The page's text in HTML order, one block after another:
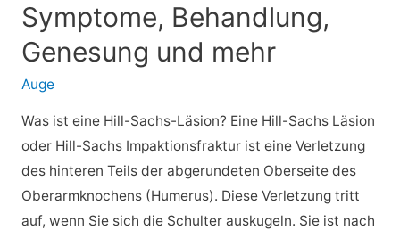
Sie
es
versuchen?
Symptome, Behandlung,
Genesung und mehr
Auge
Was ist eine Hill-Sachs-Läsion? Eine Hill-Sachs Läsion
oder Hill-Sachs Impaktionsfraktur ist eine Verletzung
des hinteren Teils der abgerundeten Oberseite des
Oberarmknochens (Humerus). Diese Verletzung tritt
auf, wenn Sie sich die Schulter auskugeln. Sie ist nach